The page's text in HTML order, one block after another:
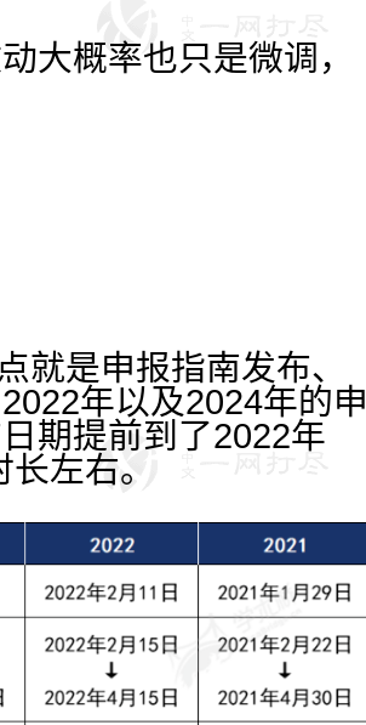
大概率也只是微调，
就是申报指南发布、
年以及2024年的申
期提前到了2022年
左右。